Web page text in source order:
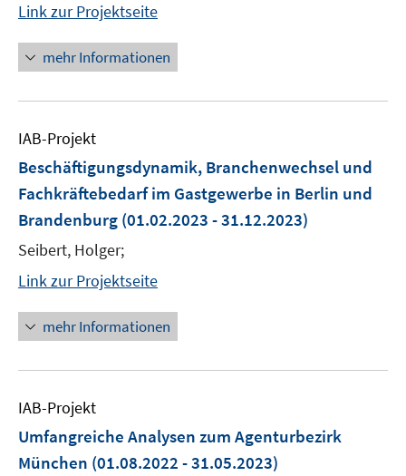
Link zur Projektseite
mehr Informationen
IAB-Projekt
Beschäftigungsdynamik, Branchenwechsel und
Fachkräftebedarf im Gastgewerbe in Berlin und
Brandenburg (01.02.2023 - 31.12.2023)
Seibert, Holger;
Link zur Projektseite
mehr Informationen
IAB-Projekt
Umfangreiche Analysen zum Agenturbezirk
München (01.08.2022 - 31.05.2023)